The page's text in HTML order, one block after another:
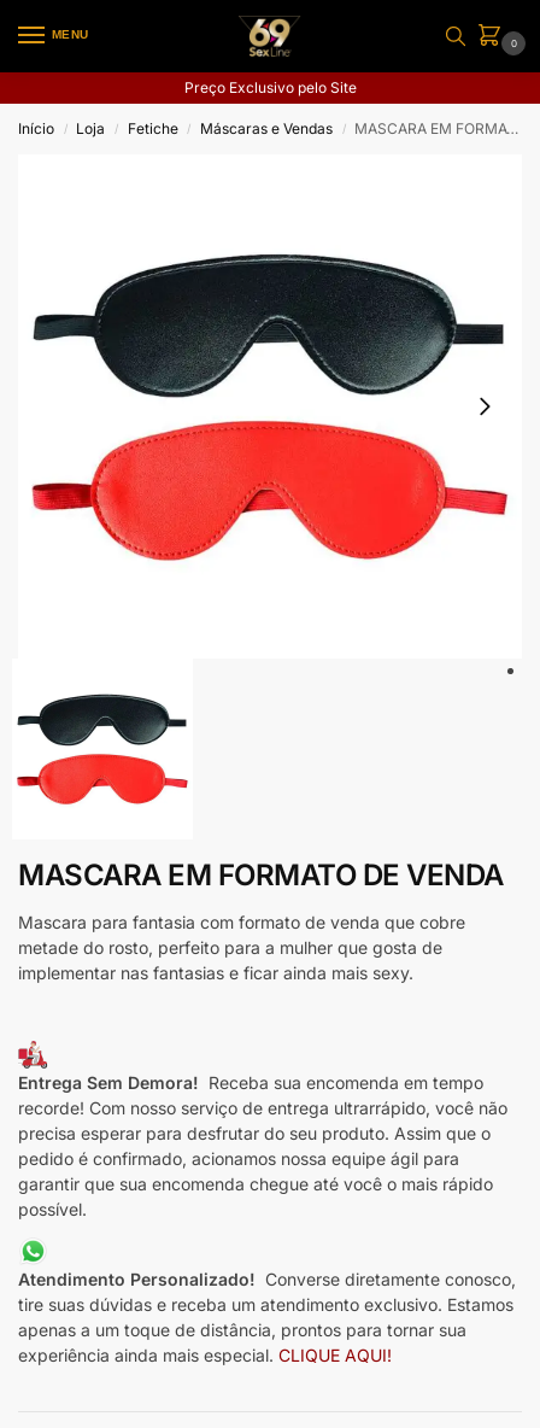
MENU
0
Preço Exclusivo pelo Site
Início / Loja / Fetiche / Máscaras e Vendas / MASCARA EM FORMATO DE VENDA
MASCARA EM FORMATO DE VENDA
Mascara para fantasia com formato de venda que cobre
metade do rosto, perfeito para a mulher que gosta de
implementar nas fantasias e ficar ainda mais sexy.
Entrega Sem Demora! Receba sua encomenda em tempo
recorde! Com nosso serviço de entrega ultrarrápido, você não
precisa esperar para desfrutar do seu produto. Assim que o
pedido é confirmado, acionamos nossa equipe ágil para
garantir que sua encomenda chegue até você o mais rápido
possível.
Atendimento Personalizado! Converse diretamente conosco,
tire suas dúvidas e receba um atendimento exclusivo. Estamos
apenas a um toque de distância, prontos para tornar sua
experiência ainda mais especial. CLIQUE AQUI!